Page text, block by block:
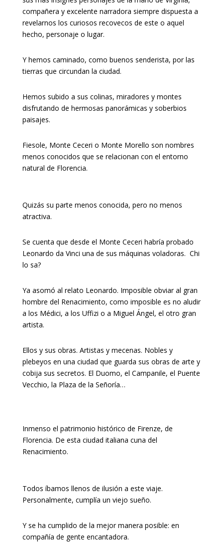
compañera y excelente narradora siempre dispuesta a
revelarnos los curiosos recovecos de este o aquel
hecho, personaje o lugar.
Y hemos caminado, como buenos senderista, por las
tierras que circundan la ciudad.
Hemos subido a sus colinas, miradores y montes
disfrutando de hermosas panorámicas y soberbios
paisajes.
Fiesole, Monte Ceceri o Monte Morello son nombres
menos conocidos que se relacionan con el entorno
natural de Florencia.
Quizás su parte menos conocida, pero no menos
atractiva.
Se cuenta que desde el Monte Ceceri habría probado
Leonardo da Vinci una de sus máquinas voladoras. Chi
lo sa?
Ya asomó al relato Leonardo. Imposible obviar al gran
hombre del Renacimiento, como imposible es no aludir
a los Médici, a los Uffizi o a Miguel Ángel, el otro gran
artista.
Ellos y sus obras. Artistas y mecenas. Nobles y
plebeyos en una ciudad que guarda sus obras de arte y
cobija sus secretos. El Duomo, el Campanile, el Puente
Vecchio, la Plaza de la Señoría…
Inmenso el patrimonio histórico de Firenze, de
Florencia. De esta ciudad italiana cuna del
Renacimiento.
Todos íbamos llenos de ilusión a este viaje.
Personalmente, cumplía un viejo sueño.
Y se ha cumplido de la mejor manera posible: en
compañía de gente encantadora.